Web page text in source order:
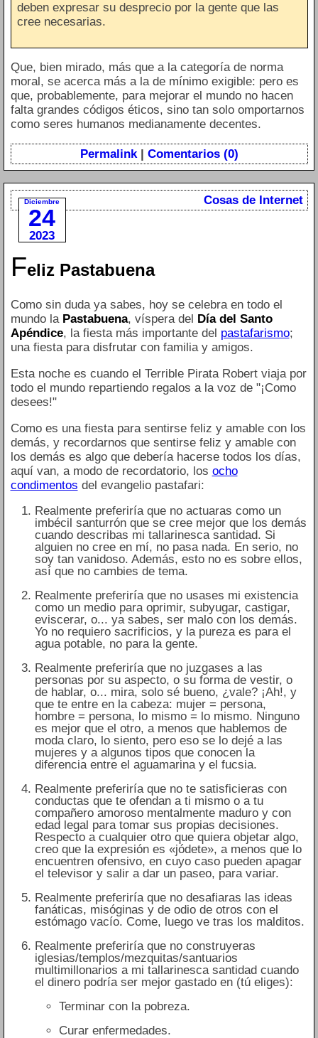
deben expresar su desprecio por la gente que las
cree necesarias.
Que, bien mirado, más que a la categoría de norma
moral, se acerca más a la de mínimo exigible: pero es
que, probablemente, para mejorar el mundo no hacen
falta grandes códigos éticos, sino tan solo omportarnos
como seres humanos medianamente decentes.
Permalink| Comentarios (0)
Diciembre
24
2023
Cosas de Internet
Feliz Pastabuena
Como sin duda ya sabes, hoy se celebra en todo el
mundo la Pastabuena, víspera del Día del Santo
Apéndice, la fiesta más importante del pastafarismo;
una fiesta para disfrutar con familia y amigos.
Esta noche es cuando el Terrible Pirata Robert viaja por
todo el mundo repartiendo regalos a la voz de "¡Como
desees!"
Como es una fiesta para sentirse feliz y amable con los
demás, y recordarnos que sentirse feliz y amable con
los demás es algo que debería hacerse todos los días,
aquí van, a modo de recordatorio, los ocho
condimentos del evangelio pastafari:
Realmente preferiría que no actuaras como un
imbécil santurrón que se cree mejor que los demás
cuando describas mi tallarinesca santidad. Si
alguien no cree en mí, no pasa nada. En serio, no
soy tan vanidoso. Además, esto no es sobre ellos,
así que no cambies de tema.
Realmente preferiría que no usases mi existencia
como un medio para oprimir, subyugar, castigar,
eviscerar, o... ya sabes, ser malo con los demás.
Yo no requiero sacrificios, y la pureza es para el
agua potable, no para la gente.
Realmente preferiría que no juzgases a las
personas por su aspecto, o su forma de vestir, o
de hablar, o... mira, solo sé bueno, ¿vale? ¡Ah!, y
que te entre en la cabeza: mujer = persona,
hombre = persona, lo mismo = lo mismo. Ninguno
es mejor que el otro, a menos que hablemos de
moda claro, lo siento, pero eso se lo dejé a las
mujeres y a algunos tipos que conocen la
diferencia entre el aguamarina y el fucsia.
Realmente preferiría que no te satisficieras con
conductas que te ofendan a ti mismo o a tu
compañero amoroso mentalmente maduro y con
edad legal para tomar sus propias decisiones.
Respecto a cualquier otro que quiera objetar algo,
creo que la expresión es «jódete», a menos que lo
encuentren ofensivo, en cuyo caso pueden apagar
el televisor y salir a dar un paseo, para variar.
Realmente preferiría que no desafiaras las ideas
fanáticas, misóginas y de odio de otros con el
estómago vacío. Come, luego ve tras los malditos.
Realmente preferiría que no construyeras
iglesias/templos/mezquitas/santuarios
multimillonarios a mi tallarinesca santidad cuando
el dinero podría ser mejor gastado en (tú eliges):
Terminar con la pobreza.
Curar enfermedades.